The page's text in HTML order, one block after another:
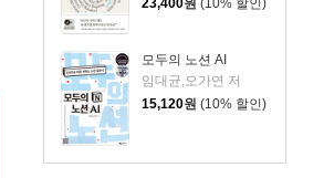
23,400원 (10% 할인)
모두의 노션 AI
임대균,오가연 저
15,120원 (10% 할인)